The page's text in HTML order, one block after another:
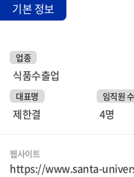
기본 정보
업종
식품수출업
대표명
제한결
임직원 수
4명
웹사이트
https://www.santa-